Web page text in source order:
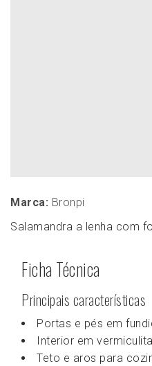
Marca: Bronpi
Salamandra a lenha com
Ficha Técnica
Principais características
Portas e pés em
Interior em
Teto e aros para